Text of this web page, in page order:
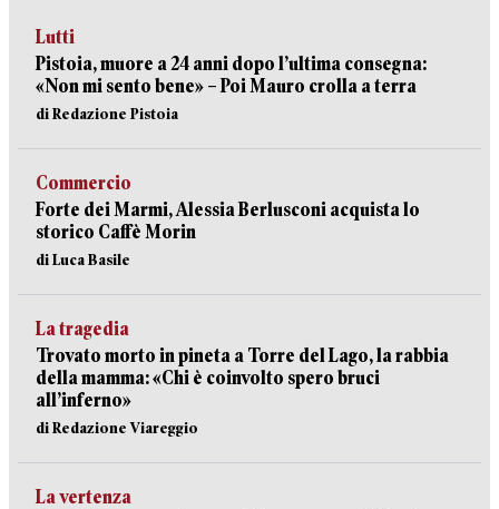
Lutti
Pistoia, muore a 24 anni dopo l’ultima consegna:
«Non mi sento bene» – Poi Mauro crolla a terra
di Redazione Pistoia
Commercio
Forte dei Marmi, Alessia Berlusconi acquista lo
storico Caffè Morin
di Luca Basile
La tragedia
Trovato morto in pineta a Torre del Lago, la rabbia
della mamma: «Chi è coinvolto spero bruci
all’inferno»
di Redazione Viareggio
La vertenza